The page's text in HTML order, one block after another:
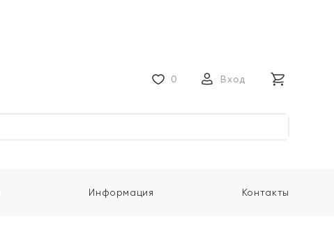
0 Вход
Информация Контакты